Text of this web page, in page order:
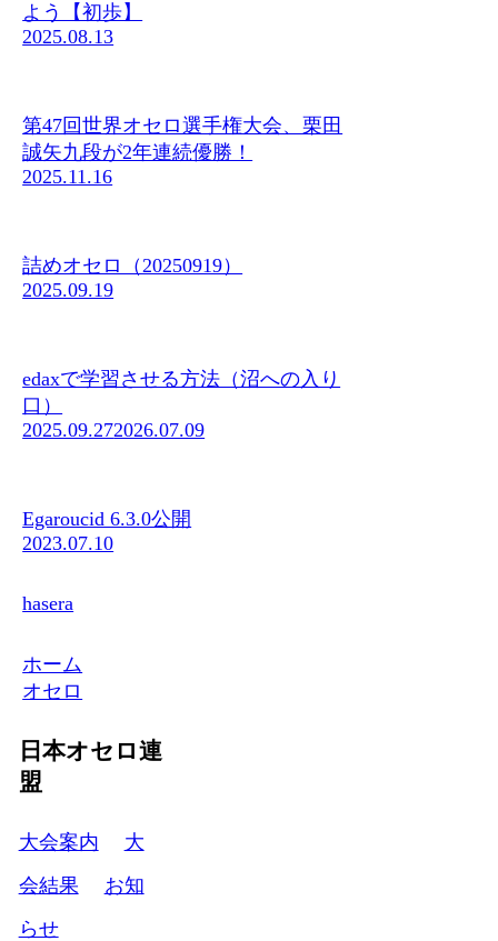
よう【初歩】
2025.08.13
第47回世界オセロ選手権大会、栗田
誠矢九段が2年連続優勝！
2025.11.16
詰めオセロ（20250919）
2025.09.19
edaxで学習させる方法（沼への入り
口）
2025.09.272026.07.09
Egaroucid 6.3.0公開
2023.07.10
hasera
ホーム
オセロ
日本オセロ連
盟
大会案内
大
会結果
お知
らせ